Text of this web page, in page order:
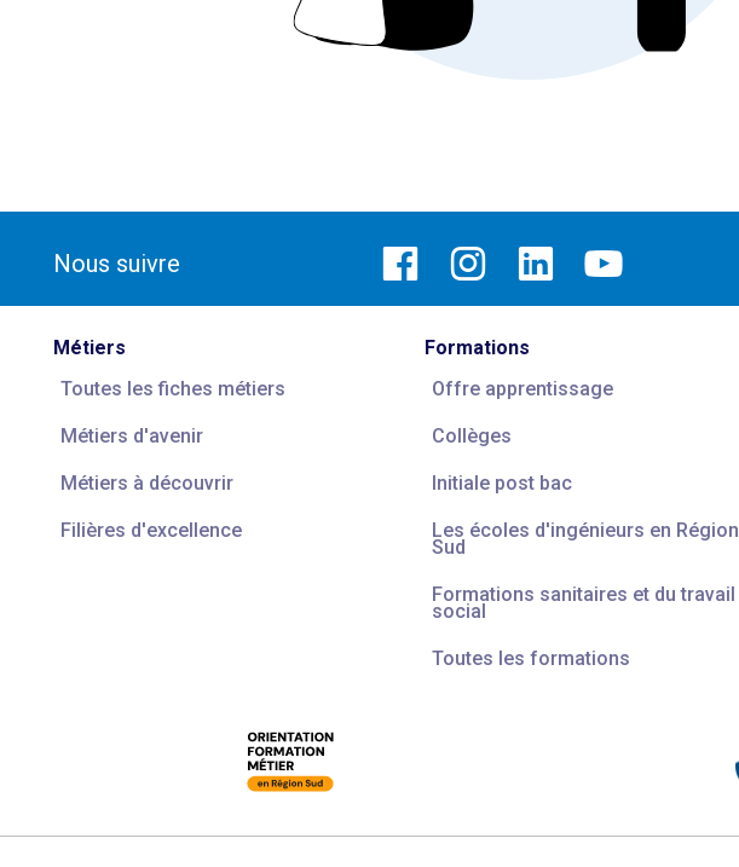
Nous suivre
Métiers
Toutes les fiches métiers
Métiers d'avenir
Métiers à découvrir
Filières d'excellence
Formations
Offre apprentissage
Collèges
Initiale post bac
Les écoles d'ingénieurs en Région
Sud
Formations sanitaires et du travail
social
Toutes les formations